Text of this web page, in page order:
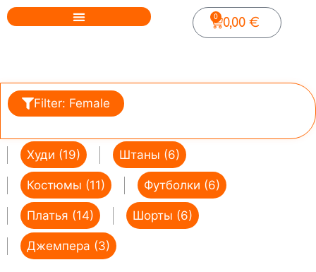
0,00€
0
Filter: Female
Худи (19) Штаны (6)
Костюмы (11) Футболки (6)
Платья (14) Шорты (6)
Джемпера (3)